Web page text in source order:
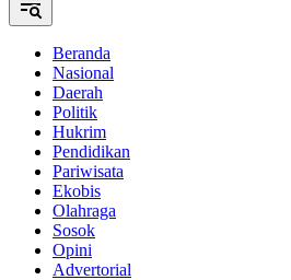
Beranda
Nasional
Daerah
Politik
Hukrim
Pendidikan
Pariwisata
Ekobis
Olahraga
Sosok
Opini
Advertorial